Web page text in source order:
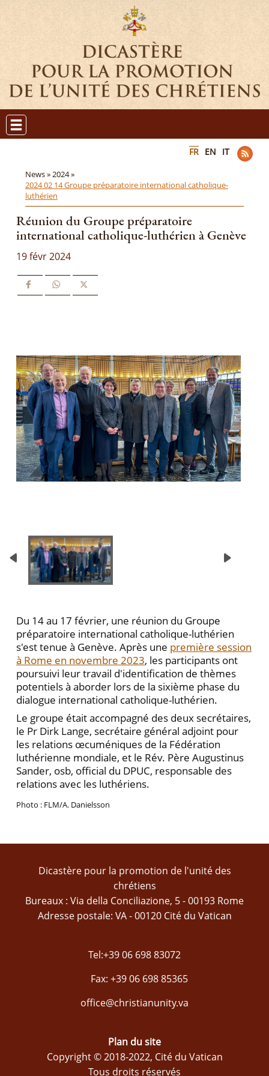
FR EN IT
News »2024 »
2024 02 14 Groupe préparatoire international catholique-
luthérien
Réunion du Groupe préparatoire
international catholique-luthérien à Genève
19 févr 2024
Du 14 au 17 février, une réunion du Groupe
préparatoire international catholique-luthérien
s'est tenue à Genève. Après une première session
à Rome en novembre 2023, les participants ont
poursuivi leur travail d'identification de thèmes
potentiels à aborder lors de la sixième phase du
dialogue international catholique-luthérien.
Le groupe était accompagné des deux secrétaires,
le Pr Dirk Lange, secrétaire général adjoint pour
les relations œcuméniques de la Fédération
luthérienne mondiale, et le Rév. Père Augustinus
Sander, osb, official du DPUC, responsable des
relations avec les luthériens.
Photo : FLM/A. Danielsson
Dicastère pour la promotion de l'unité des
chrétiens
Bureaux : Via della Conciliazione, 5 - 00193 Rome
Adresse postale: VA - 00120 Cité du Vatican
Tel:+39 06 698 83072
Fax: +39 06 698 85365
office@christianunity.va
Plan du site
Copyright © 2018-2022, Cité du Vatican
Tous droits réservés